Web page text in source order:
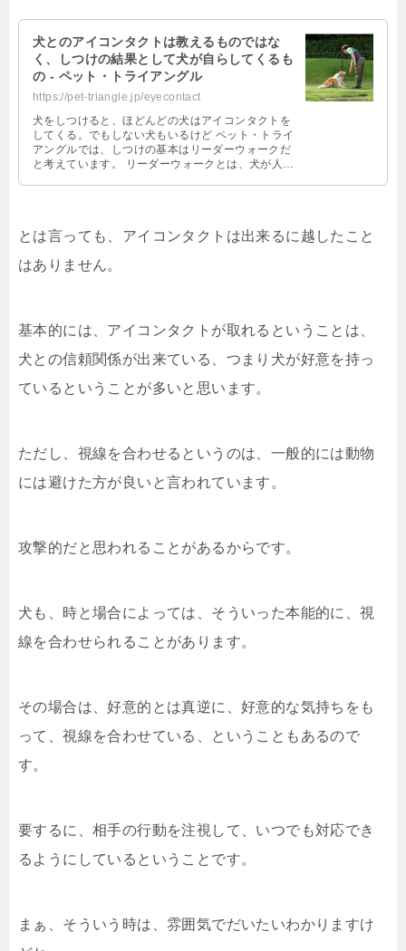
犬とのアイコンタクトは教えるものではな
く、しつけの結果として犬が自らしてくるも
の - ペット・トライアングル
https://pet-triangle.jp/eyecontact
犬をしつけると、ほどんどの犬はアイコンタクトを
してくる。でもしない犬もいるけど ペット・トライ
アングルでは、しつけの基本はリーダーウォークだ
と考えています。 リーダーウォークとは、犬が人間
とは言っても、アイコンタクトは出来るに越したこと
はありません。
基本的には、アイコンタクトが取れるということは、
犬との信頼関係が出来ている、つまり犬が好意を持っ
ているということが多いと思います。
ただし、視線を合わせるというのは、一般的には動物
には避けた方が良いと言われています。
攻撃的だと思われることがあるからです。
犬も、時と場合によっては、そういった本能的に、視
線を合わせられることがあります。
その場合は、好意的とは真逆に、好意的な気持ちをも
って、視線を合わせている、ということもあるので
す。
要するに、相手の行動を注視して、いつでも対応でき
るようにしているということです。
まぁ、そういう時は、雰囲気でだいたいわかりますけ